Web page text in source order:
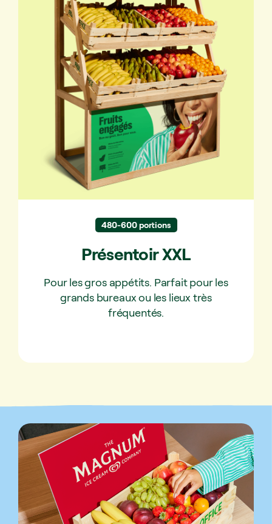
480-600 portions
Présentoir XXL
Pour les gros appétits. Parfait pour les
grands bureaux ou les lieux très
fréquentés.
fréquentés.
✔ Pour 200 à 300 personnes